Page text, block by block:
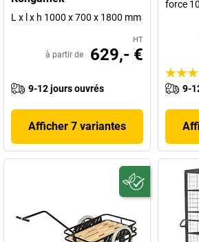
L x l x h 1000 x 700 x 1800 mm
HT
à partir de 629,- €
9-12 jours ouvrés
Afficher 7 variantes
force
9-